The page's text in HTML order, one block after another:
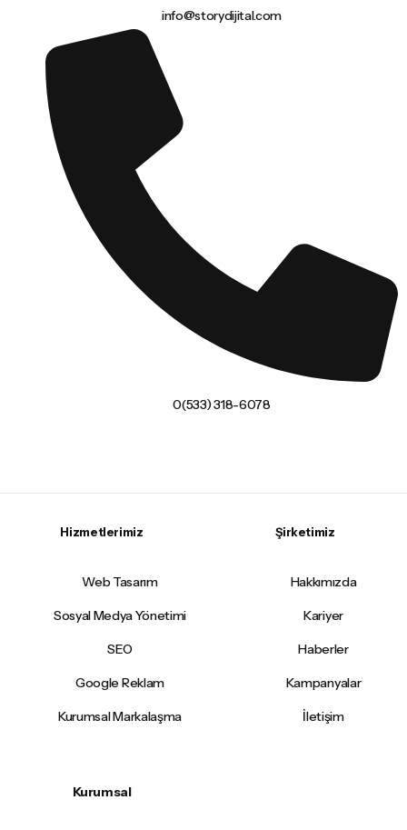
info@storydijital.com
0(533) 318-6078
Hizmetlerimiz
Web Tasarım
Sosyal Medya Yönetimi
SEO
Google Reklam
Kurumsal Markalaşma
Şirketimiz
Hakkımızda
Kariyer
Haberler
Kampanyalar
İletişim
Kurumsal